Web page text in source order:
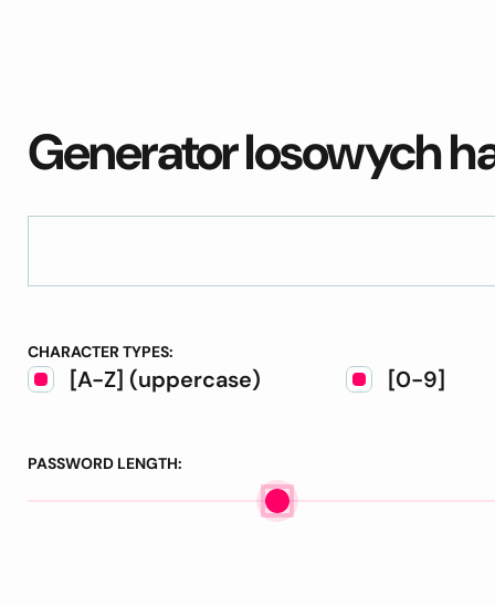
Generator losowych
CHARACTER TYPES:
[A-Z] (uppercase) [0-9]
PASSWORD LENGTH: